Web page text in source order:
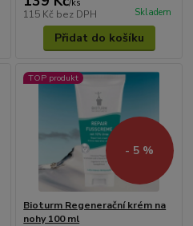
/ks
115 Kč bez DPH Skladem
Přidat do košíku
TOP produkt
- 5 %
Bioturm Regenerační krém na
nohy 100 ml